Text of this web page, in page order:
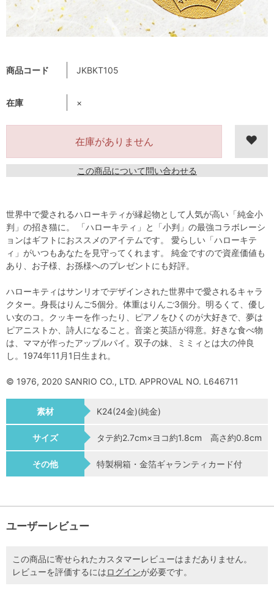
商品コード JKBKT105
在庫 ×
在庫がありません
この商品について問い合わせる
世界中で愛されるハローキティが縁起物として人気が高い「純金小
判」の招き猫に。 「ハローキティ」と「小判」の最強コラボレーシ
ョンはギフトにおススメのアイテムです。 愛らしい「ハローキテ
ィ」がいつもあなたを見守ってくれます。 純金ですので資産価値も
あり、お子様、お孫様へのプレゼントにも好評。
ハローキティはサンリオでデザインされた世界中で愛されるキャラ
クター。身長はりんご5個分。体重はりんご3個分。明るくて、優し
い女のコ。クッキーを作ったり、ピアノをひくのが大好きで、夢は
ピアニストか、詩人になること。音楽と英語が得意。好きな食べ物
は、ママが作ったアップルパイ。双子の妹、ミミィとは大の仲良
し。1974年11月1日生まれ。
© 1976, 2020 SANRIO CO., LTD. APPROVAL NO. L646711
素材 K24(24金)(純金)
サイズ タテ約2.7cm×ヨコ約1.8cm 高さ約0.8cm
その他 特製桐箱・金箔ギャランティカード付
ユーザーレビュー
この商品に寄せられたカスタマーレビューはまだありません。
レビューを評価するにはログインが必要です。